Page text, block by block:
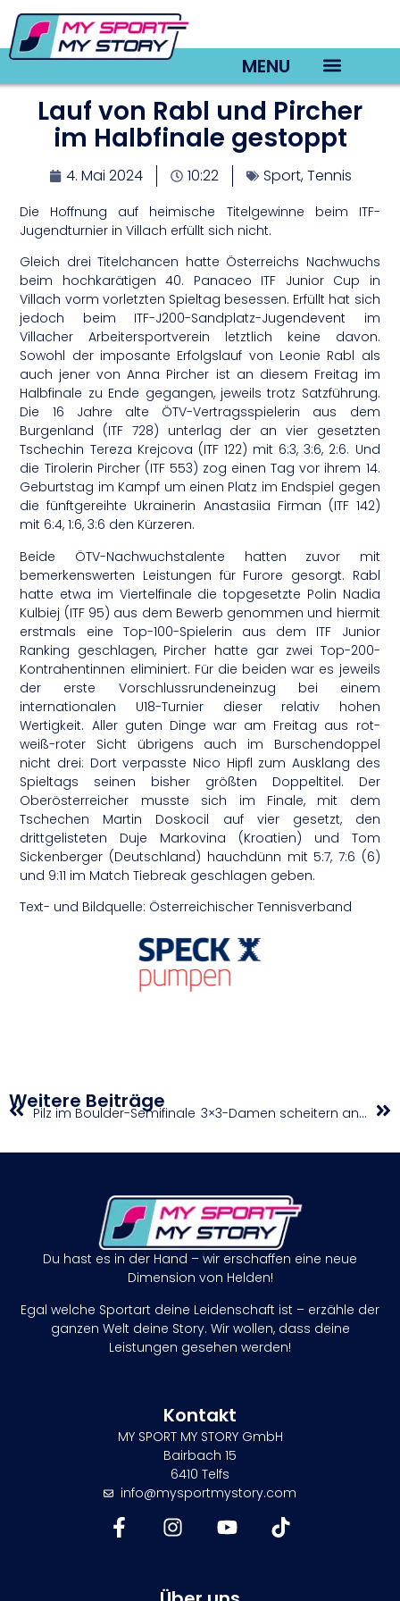
MENU
Lauf von Rabl und Pircher
im Halbfinale gestoppt
4. Mai 2024 10:22 Sport,Tennis
Die Hoffnung auf heimische Titelgewinne beim ITF-
Jugendturnier in Villach erfüllt sich nicht.
Gleich drei Titelchancen hatte Österreichs Nachwuchs
beim hochkarätigen 40. Panaceo ITF Junior Cup in
Villach vorm vorletzten Spieltag besessen. Erfüllt hat sich
jedoch beim ITF-J200-Sandplatz-Jugendevent im
Villacher Arbeitersportverein letztlich keine davon.
Sowohl der imposante Erfolgslauf von Leonie Rabl als
auch jener von Anna Pircher ist an diesem Freitag im
Halbfinale zu Ende gegangen, jeweils trotz Satzführung.
Die 16 Jahre alte ÖTV-Vertragsspielerin aus dem
Burgenland (ITF 728) unterlag der an vier gesetzten
Tschechin Tereza Krejcova (ITF 122) mit 6:3, 3:6, 2:6. Und
die Tirolerin Pircher (ITF 553) zog einen Tag vor ihrem 14.
Geburtstag im Kampf um einen Platz im Endspiel gegen
die fünftgereihte Ukrainerin Anastasiia Firman (ITF 142)
mit 6:4, 1:6, 3:6 den Kürzeren.
Beide ÖTV-Nachwuchstalente hatten zuvor mit
bemerkenswerten Leistungen für Furore gesorgt. Rabl
hatte etwa im Viertelfinale die topgesetzte Polin Nadia
Kulbiej (ITF 95) aus dem Bewerb genommen und hiermit
erstmals eine Top-100-Spielerin aus dem ITF Junior
Ranking geschlagen, Pircher hatte gar zwei Top-200-
Kontrahentinnen eliminiert. Für die beiden war es jeweils
der erste Vorschlussrundeneinzug bei einem
internationalen U18-Turnier dieser relativ hohen
Wertigkeit. Aller guten Dinge war am Freitag aus rot-
weiß-roter Sicht übrigens auch im Burschendoppel
nicht drei: Dort verpasste Nico Hipfl zum Ausklang des
Spieltags seinen bisher größten Doppeltitel. Der
Oberösterreicher musste sich im Finale, mit dem
Tschechen Martin Doskocil auf vier gesetzt, den
drittgelisteten Duje Markovina (Kroatien) und Tom
Sickenberger (Deutschland) hauchdünn mit 5:7, 7:6 (6)
und 9:11 im Match Tiebreak geschlagen geben.
Text- und Bildquelle: Österreichischer Tennisverband
Weitere Beiträge
Pilz im Boulder-Semifinale 3×3-Damen scheitern an Olympia-Qualifikation
Du hast es in der Hand – wir erschaffen eine neue
Dimension von Helden!
Egal welche Sportart deine Leidenschaft ist – erzähle der
ganzen Welt deine Story. Wir wollen, dass deine
Leistungen gesehen werden!
Kontakt
MY SPORT MY STORY GmbH
Bairbach 15
6410 Telfs
info@mysportmystory.com